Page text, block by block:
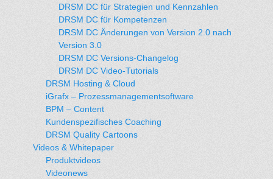
DRSM DC für Strategien und Kennzahlen
DRSM DC für Kompetenzen
DRSM DC Änderungen von Version 2.0 nach
Version 3.0
DRSM DC Versions-Changelog
DRSM DC Video-Tutorials
DRSM Hosting & Cloud
iGrafx – Prozessmanagementsoftware
BPM – Content
Kundenspezifisches Coaching
DRSM Quality Cartoons
Videos & Whitepaper
Produktvideos
Videonews